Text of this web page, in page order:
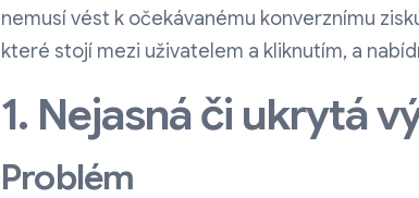
nemusí vést k očekávanému konverznímu
které stojí mezi uživatelem a kliknutím, a
1. Nejasná či ukrytá
Problém